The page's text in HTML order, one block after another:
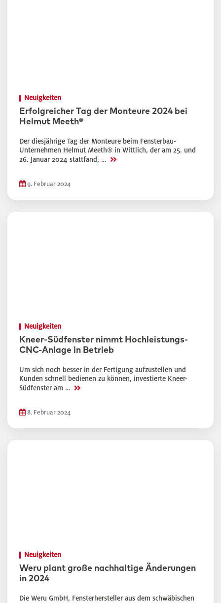
Neuigkeiten
Erfolgreicher Tag der Monteure 2024 bei
Helmut Meeth®
Der diesjährige Tag der Monteure beim Fensterbau-
Unternehmen Helmut Meeth® in Wittlich, der am 25. und
26. Januar 2024 stattfand, … >>
9. Februar 2024
Neuigkeiten
Kneer-Südfenster nimmt Hochleistungs-
CNC-Anlage in Betrieb
Um sich noch besser in der Fertigung aufzustellen und
Kunden schnell bedienen zu können, investierte Kneer-
Südfenster am … >>
8. Februar 2024
Neuigkeiten
Weru plant große nachhaltige Änderungen
in 2024
Die Weru GmbH, Fensterhersteller aus dem schwäbischen